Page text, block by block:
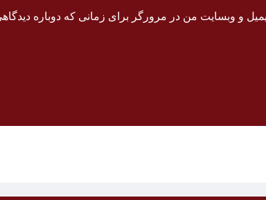
و وبسایت من در مرورگر برای زمانی که دوباره